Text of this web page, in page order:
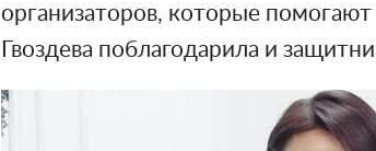
организаторов, которые
Гвоздева поблагодарила и